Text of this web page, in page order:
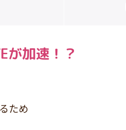
が加速！？
ため